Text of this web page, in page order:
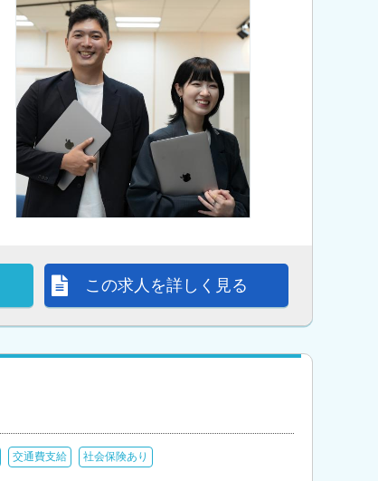
この求人を詳しく見る
交通費支給 社会保険あり